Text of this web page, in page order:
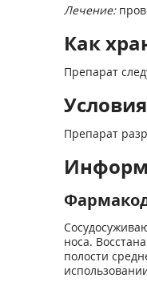
Лечение:
Как
Препарат
Препарат
носа.
полости